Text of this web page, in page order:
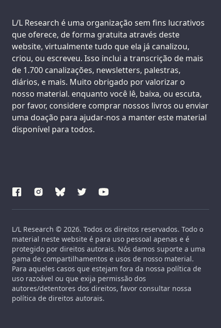
Support us:
L/L Research é uma organização sem fins lucrativos
que oferece, de forma gratuita através deste
website, virtualmente tudo que ela já canalizou,
criou, ou escreveu. Isso inclui a transcrição de mais
de 1.700 canalizações, newsletters, palestras,
diários, e mais. Muito obrigado por valorizar o
nosso material. enquanto você lê, baixa, ou escuta,
por favor, considere comprar nossos livros ou enviar
uma doação para ajudar-nos a manter este material
disponível para todos.
L/L Research © 2026. Todos os direitos reservados. Todo o
material neste website é para uso pessoal apenas e é
protegido por direitos autorais. Nós damos suporte a uma
gama de compartilhamentos e usos de nosso material.
Para aqueles casos que estejam fora da nossa política de
uso razoável ou que exija permissão dos
autores/detentores dos direitos, favor consultar nossa
política de direitos autorais.